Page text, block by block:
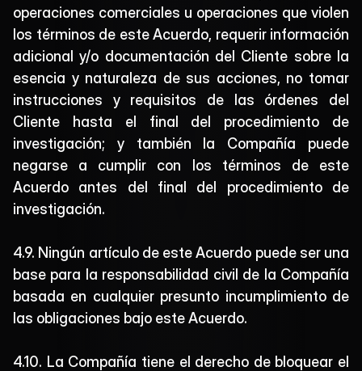
operaciones comerciales u operaciones que violen
los términos de este Acuerdo, requerir información
adicional y/o documentación del Cliente sobre la
esencia y naturaleza de sus acciones, no tomar
instrucciones y requisitos de las órdenes del
Cliente hasta el final del procedimiento de
investigación; y también la Compañía puede
negarse a cumplir con los términos de este
Acuerdo antes del final del procedimiento de
investigación.
4.9. Ningún artículo de este Acuerdo puede ser una
base para la responsabilidad civil de la Compañía
basada en cualquier presunto incumplimiento de
las obligaciones bajo este Acuerdo.
4.10. La Compañía tiene el derecho de bloquear el